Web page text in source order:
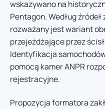
wskazywano na
Pentagon. Według
rozważany jest wariant
przejeżdżające przez
Identyfikacja
pomocą kamer ANPR
rejestracyjne.
Propozycja formatora